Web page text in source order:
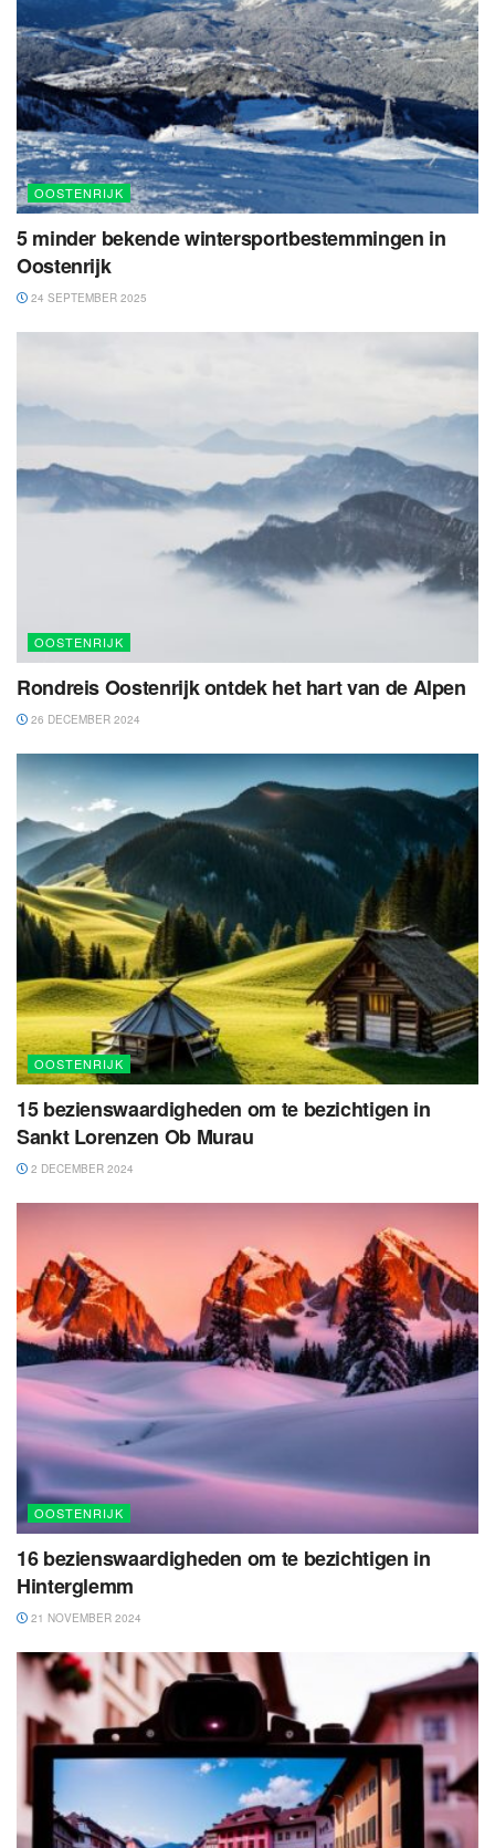
OOSTENRIJK
5 minder bekende wintersportbestemmingen in
Oostenrijk
24 SEPTEMBER 2025
OOSTENRIJK
Rondreis Oostenrijk ontdek het hart van de Alpen
26 DECEMBER 2024
OOSTENRIJK
15 bezienswaardigheden om te bezichtigen in
Sankt Lorenzen Ob Murau
2 DECEMBER 2024
OOSTENRIJK
16 bezienswaardigheden om te bezichtigen in
Hinterglemm
21 NOVEMBER 2024